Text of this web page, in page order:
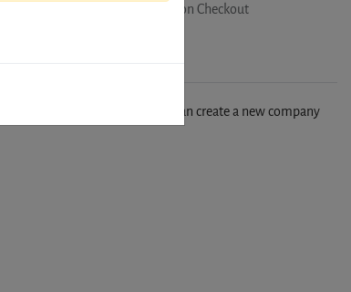
Registration Checkout
in our database, you can create a new company